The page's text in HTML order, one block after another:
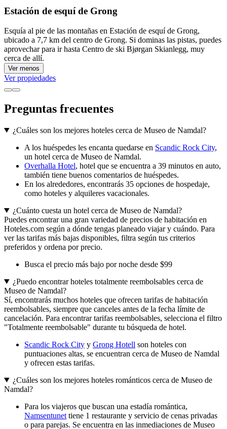
Estación de esquí de Grong
Esquía al pie de las montañas en Estación de esquí de Grong,
ubicado a 7,7 km del centro de Grong. Si dominas las pistas, puedes
aprovechar para ir hasta Centro de ski Bjørgan Skianlegg, muy
cerca de allí.
Ver menos
Ver propiedades
Preguntas frecuentes
¿Cuáles son los mejores hoteles cerca de Museo de Namdal?
A los huéspedes les encanta quedarse en Scandic Rock City,
un hotel cerca de Museo de Namdal.
Overhalla Hotel, hotel que se encuentra a 39 minutos en auto,
también tiene buenos comentarios de huéspedes.
En los alrededores, encontrarás 35 opciones de hospedaje,
como hoteles y alquileres vacacionales.
¿Cuánto cuesta un hotel cerca de Museo de Namdal?
Puedes encontrar una gran variedad de precios de habitación en
Hoteles.com según a dónde tengas planeado viajar y cuándo. Para
ver las tarifas más bajas disponibles, filtra según tus criterios
preferidos y ordena por precio.
Busca el precio más bajo por noche desde $99
¿Puedo encontrar hoteles totalmente reembolsables cerca de
Museo de Namdal?
Sí, encontrarás muchos hoteles que ofrecen tarifas de habitación
reembolsables, siempre que canceles antes de la fecha límite de
cancelación. Para encontrar tarifas reembolsables, selecciona el filtro
"Totalmente reembolsable" durante tu búsqueda de hotel.
Scandic Rock City y Grong Hotell son hoteles con
puntuaciones altas, se encuentran cerca de Museo de Namdal
y ofrecen estas tarifas.
¿Cuáles son los mejores hoteles románticos cerca de Museo de
Namdal?
Para los viajeros que buscan una estadía romántica,
Namsentunet tiene 1 restaurante y servicio de cenas privadas
o para parejas. Se encuentra en las inmediaciones de Museo